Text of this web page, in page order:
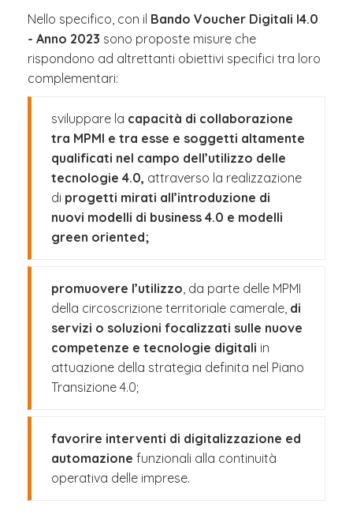
Nello specifico, con il Bando Voucher Digitali I4.0
- Anno 2023 sono proposte misure che
rispondono ad altrettanti obiettivi specifici tra loro
complementari:
sviluppare la capacità di collaborazione
tra MPMI e tra esse e soggetti altamente
qualificati nel campo dell’utilizzo delle
tecnologie 4.0, attraverso la realizzazione
di progetti mirati all’introduzione di
nuovi modelli di business 4.0 e modelli
green oriented;
promuovere l’utilizzo, da parte delle MPMI
della circoscrizione territoriale camerale, di
servizi o soluzioni focalizzati sulle nuove
competenze e tecnologie digitali in
attuazione della strategia definita nel Piano
Transizione 4.0;
favorire interventi di digitalizzazione ed
automazione funzionali alla continuità
operativa delle imprese.